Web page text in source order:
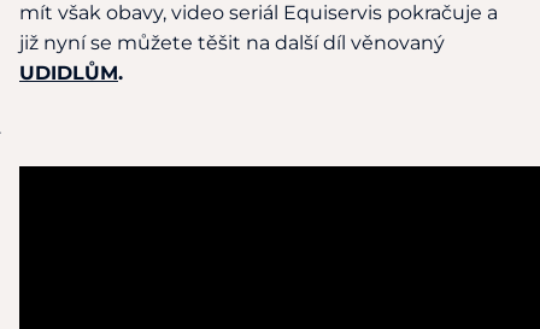
mít však obavy, video seriál Equiservis pokračuje a
již nyní se můžete těšit na další díl věnovaný
UDIDLŮM.